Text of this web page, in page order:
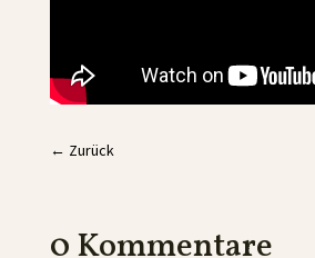
← Zurück
0 Kommentare